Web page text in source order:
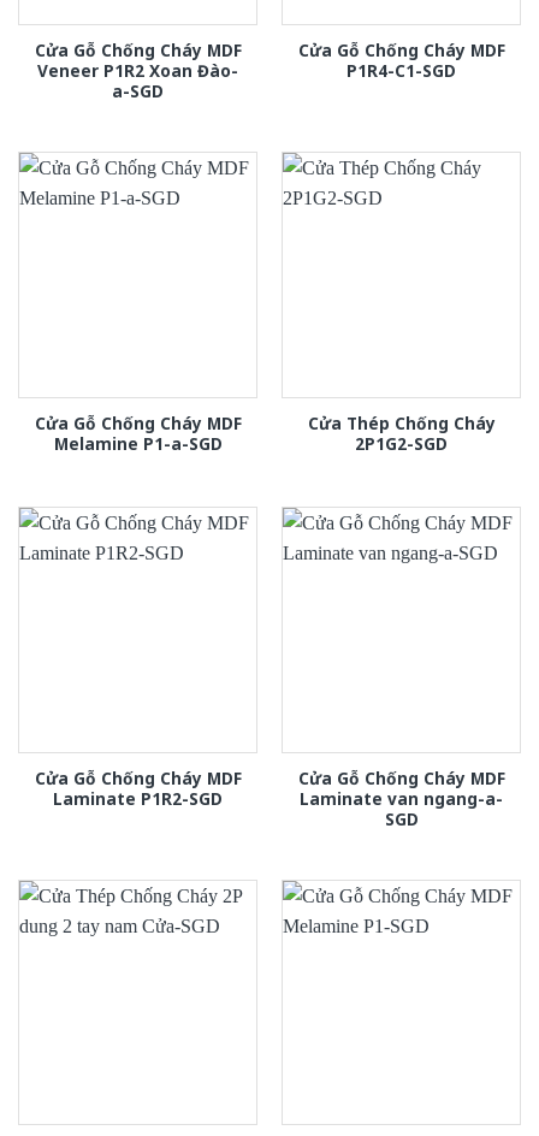
Cửa Gỗ Chống Cháy MDF
Veneer P1R2 Xoan Đào-
a-SGD
Cửa Gỗ Chống Cháy MDF
P1R4-C1-SGD
Cửa Gỗ Chống Cháy MDF
Melamine P1-a-SGD
Cửa Thép Chống Cháy
2P1G2-SGD
Cửa Gỗ Chống Cháy MDF
Laminate P1R2-SGD
Cửa Gỗ Chống Cháy MDF
Laminate van ngang-a-
SGD